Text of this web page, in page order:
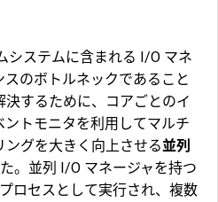
システムに含まれる I/O マネ
のボトルネックであること
するために、コアごとのイ
トモニタを利用してマルチ
グを大きく向上させる並列
。並列 I/O マネージャを持つ
ロセスとして実行され、複数